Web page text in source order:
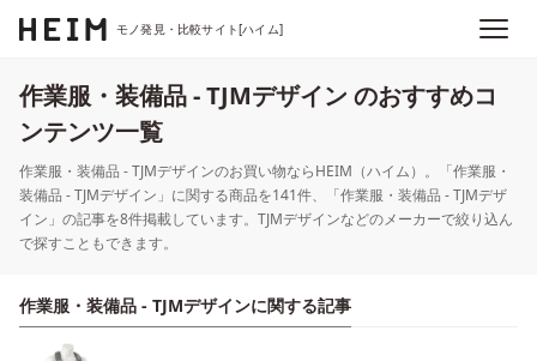
モノ発見・比較サイト[ハイム]
作業服・装備品 - TJMデザイン のおすすめコ
ンテンツ一覧
作業服・装備品 - TJMデザインのお買い物ならHEIM（ハイム）。「作業服・
装備品 - TJMデザイン」に関する商品を141件、「作業服・装備品 - TJMデザ
イン」の記事を8件掲載しています。TJMデザインなどのメーカーで絞り込ん
で探すこともできます。
作業服・装備品 - TJMデザインに関する記事